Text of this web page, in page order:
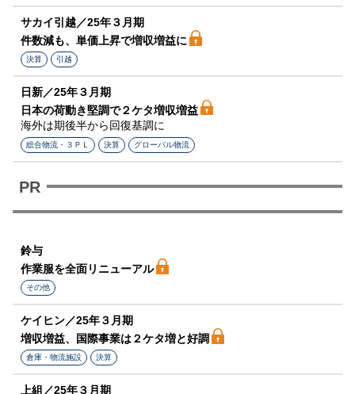
サカイ引越／25年３月期
件数減も、単価上昇で増収増益に
決算 引越
日新／25年３月期
日本の荷動き堅調で２ケタ増収増益
海外は期後半から回復基調に
総合物流・３ＰＬ 決算 グローバル物流
鈴与
作業服を全面リニューアル
その他
ケイヒン／25年３月期
増収増益、国際事業は２ケタ増と好調
倉庫・物流施設 決算
上組／25年３月期